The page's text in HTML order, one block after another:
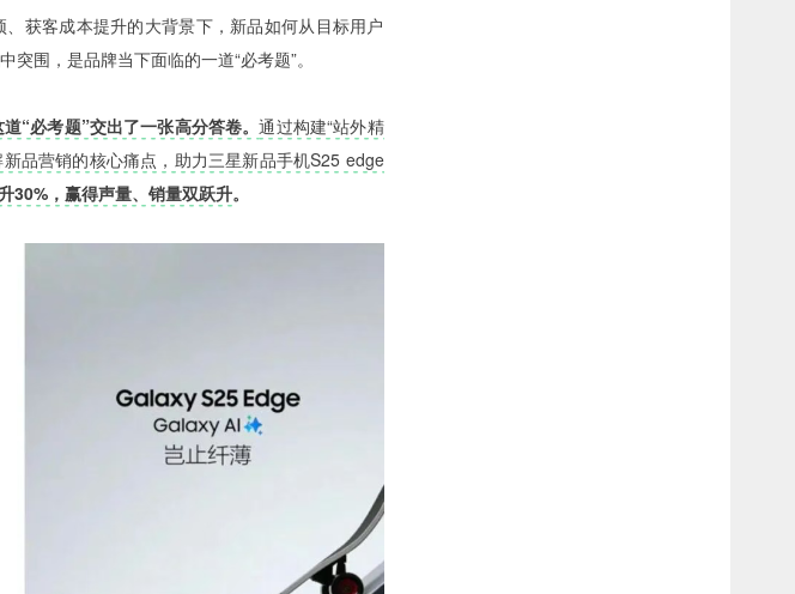
获客成本提升的大背景下，新品如何从目标用户
围，是品牌当下面临的一道“必考题”。
“必考题”交出了一张高分答卷。通过构建“站外精
品营销的核心痛点，助力三星新品手机S25 edge
30%，赢得声量、销量双跃升。